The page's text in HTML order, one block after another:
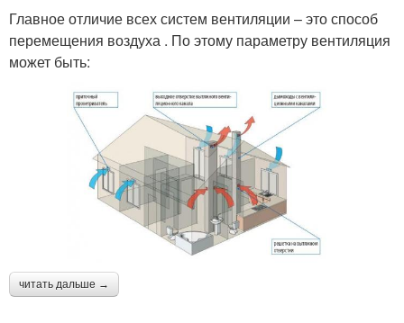
Главное отличие всех систем вентиляции – это способ
перемещения воздуха . По этому параметру вентиляция
может быть:
читать дальше →